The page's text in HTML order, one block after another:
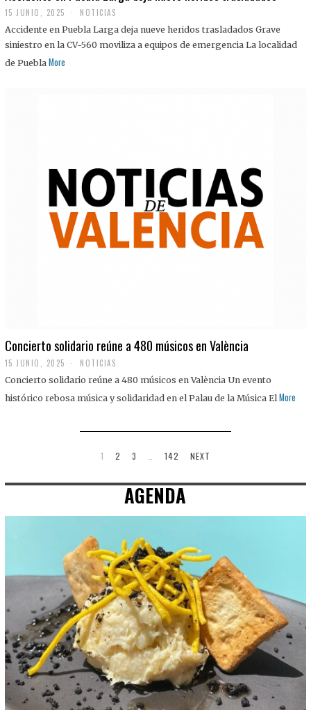
15 JUNIO, 2025 NOTICIAS
Accidente en Puebla Larga deja nueve heridos trasladados Grave
siniestro en la CV-560 moviliza a equipos de emergencia La localidad
de Puebla More
Concierto solidario reúne a 480 músicos en València
15 JUNIO, 2025 NOTICIAS
Concierto solidario reúne a 480 músicos en València Un evento
histórico rebosa música y solidaridad en el Palau de la Música El More
1 2 3 142 NEXT
AGENDA